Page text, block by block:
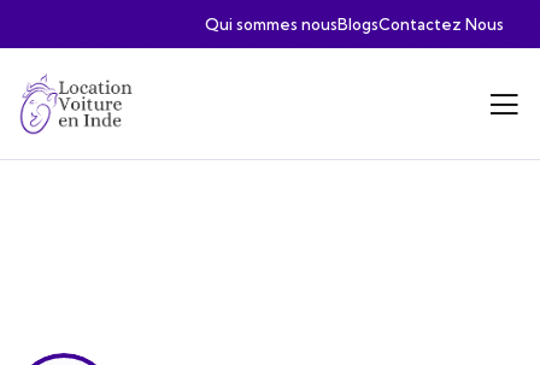
Qui sommes nousBlogsContactez Nous